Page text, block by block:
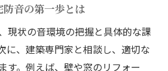
助金の上手な組み合わせ方
ォームで失敗しない補助金活
音の第一歩とは
現状の音環境の把握と具体的な課
に、建築専門家と相談し、適切な
す。例えば、壁や窓のリフォー